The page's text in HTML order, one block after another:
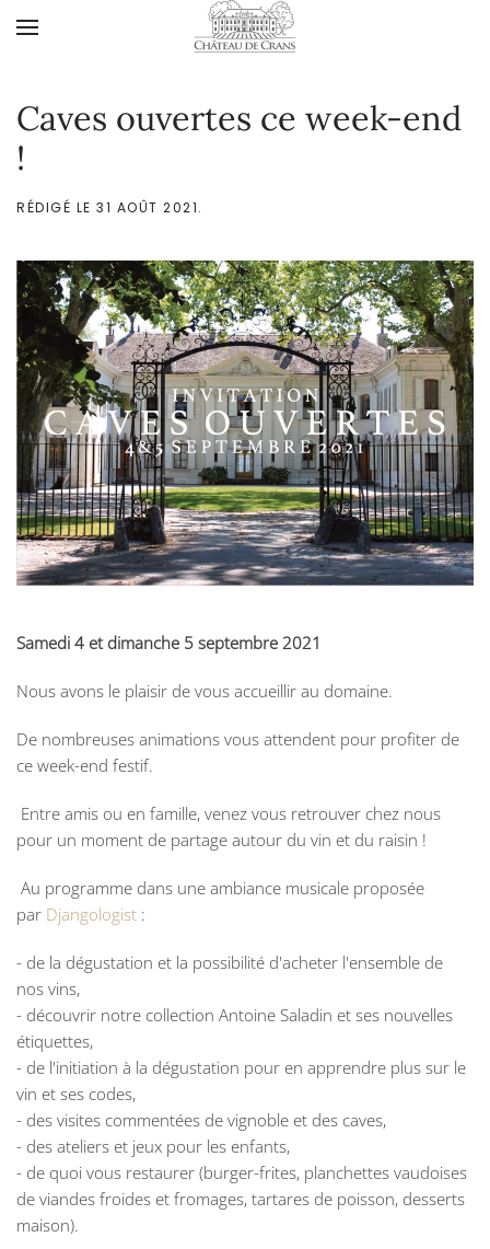
Caves ouvertes ce week-end
!
RÉDIGÉ LE 31 AOÛT 2021.
Samedi 4 et dimanche 5 septembre 2021
Nous avons le plaisir de vous accueillir au domaine.
De nombreuses animations vous attendent pour profiter de
ce week-end festif.
Entre amis ou en famille, venez vous retrouver chez nous
pour un moment de partage autour du vin et du raisin !
Au programme dans une ambiance musicale proposée
par Djangologist :
- de la dégustation et la possibilité d'acheter l'ensemble de
nos vins,
- découvrir notre collection Antoine Saladin et ses nouvelles
étiquettes,
- de l'initiation à la dégustation pour en apprendre plus sur le
vin et ses codes,
- des visites commentées de vignoble et des caves,
- des ateliers et jeux pour les enfants,
- de quoi vous restaurer (burger-frites, planchettes vaudoises
de viandes froides et fromages, tartares de poisson, desserts
maison).